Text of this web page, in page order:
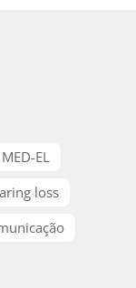
MED-EL
loss